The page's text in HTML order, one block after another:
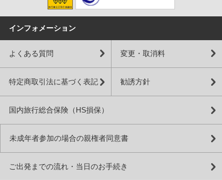
インフォメーション
よくある質問 変更・取消料
特定商取引法に基づく表記 勧誘方針
国内旅行総合保険（HS損保）
未成年者参加の場合の親権者同意書
ご出発までの流れ・当日のお手続き